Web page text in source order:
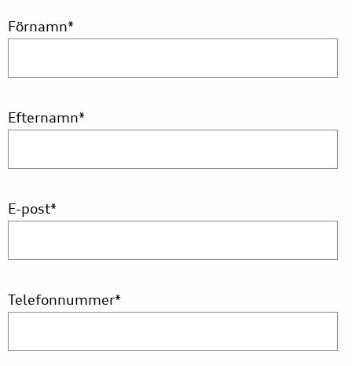
Förnamn*
Efternamn*
E-post*
Telefonnummer*